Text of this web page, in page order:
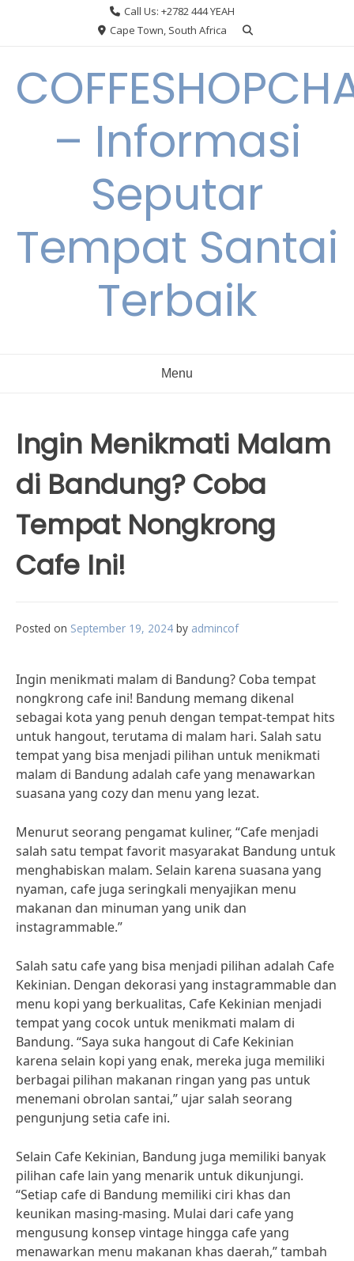
Call Us: +2782 444 YEAH
Cape Town, South Africa
– Informasi
Seputar
Tempat Santai
Terbaik
Menu
Ingin Menikmati Malam
di Bandung? Coba
Tempat Nongkrong
Cafe Ini!
Posted on September 19, 2024 by admincof
Ingin menikmati malam di Bandung? Coba tempat
nongkrong cafe ini! Bandung memang dikenal
sebagai kota yang penuh dengan tempat-tempat hits
untuk hangout, terutama di malam hari. Salah satu
tempat yang bisa menjadi pilihan untuk menikmati
malam di Bandung adalah cafe yang menawarkan
suasana yang cozy dan menu yang lezat.
Menurut seorang pengamat kuliner, “Cafe menjadi
salah satu tempat favorit masyarakat Bandung untuk
menghabiskan malam. Selain karena suasana yang
nyaman, cafe juga seringkali menyajikan menu
makanan dan minuman yang unik dan
instagrammable.”
Salah satu cafe yang bisa menjadi pilihan adalah Cafe
Kekinian. Dengan dekorasi yang instagrammable dan
menu kopi yang berkualitas, Cafe Kekinian menjadi
tempat yang cocok untuk menikmati malam di
Bandung. “Saya suka hangout di Cafe Kekinian
karena selain kopi yang enak, mereka juga memiliki
berbagai pilihan makanan ringan yang pas untuk
menemani obrolan santai,” ujar salah seorang
pengunjung setia cafe ini.
Selain Cafe Kekinian, Bandung juga memiliki banyak
pilihan cafe lain yang menarik untuk dikunjungi.
“Setiap cafe di Bandung memiliki ciri khas dan
keunikan masing-masing. Mulai dari cafe yang
mengusung konsep vintage hingga cafe yang
menawarkan menu makanan khas daerah,” tambah